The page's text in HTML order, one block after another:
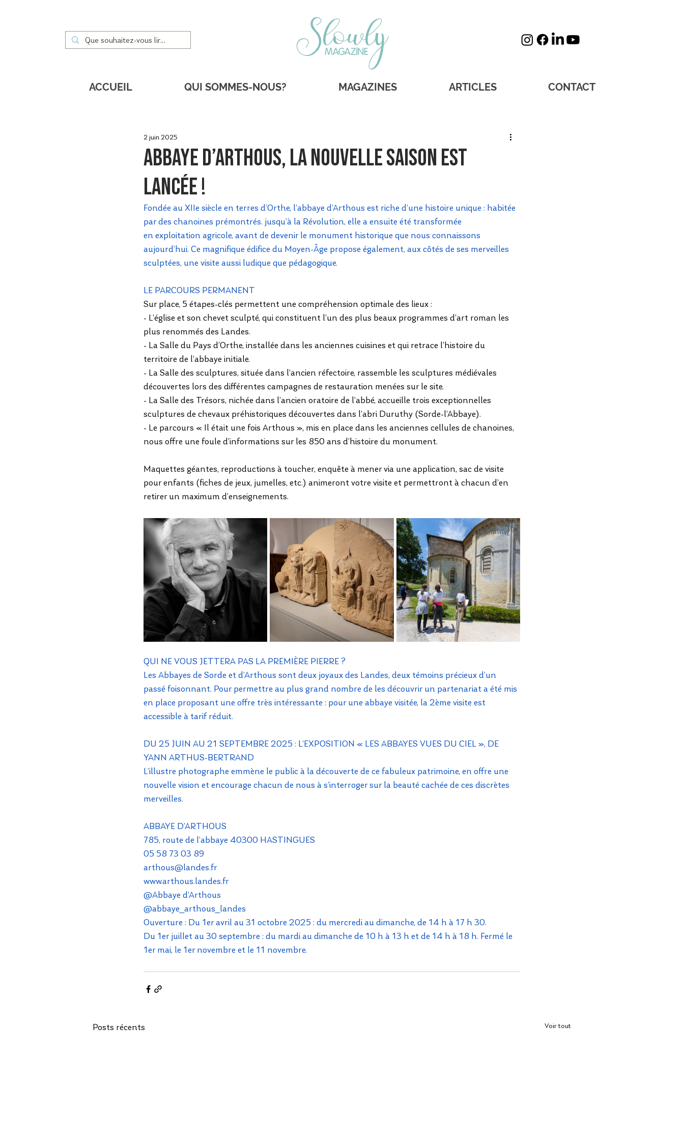
ACCUEIL QUI SOMMES-NOUS? MAGAZINES ARTICLES CONTACT
Abbaye d’Arthous, la nouvelle saison est
lancée !
2 juin 2025
Fondée au XIIe siècle en terres d’Orthe, l’abbaye d’Arthous est riche d’une histoire unique : habitée
par des chanoines prémontrés. jusqu’à la Révolution, elle a ensuite été transformée
en exploitation agricole, avant de devenir le monument historique que nous connaissons
aujourd’hui. Ce magnifique édifice du Moyen-Âge propose également, aux côtés de ses merveilles
sculptées, une visite aussi ludique que pédagogique.
LE PARCOURS PERMANENT
Sur place, 5 étapes-clés permettent une compréhension optimale des lieux :
- L’église et son chevet sculpté, qui constituent l’un des plus beaux programmes d’art roman les
plus renommés des Landes.
- La Salle du Pays d’Orthe, installée dans les anciennes cuisines et qui retrace l’histoire du
territoire de l’abbaye initiale.
- La Salle des sculptures, située dans l’ancien réfectoire, rassemble les sculptures médiévales
découvertes lors des différentes campagnes de restauration menées sur le site.
- La Salle des Trésors, nichée dans l’ancien oratoire de l’abbé, accueille trois exceptionnelles
sculptures de chevaux préhistoriques découvertes dans l’abri Duruthy (Sorde-l’Abbaye).
- Le parcours « Il était une fois Arthous », mis en place dans les anciennes cellules de chanoines,
nous offre une foule d’informations sur les 850 ans d’histoire du monument.
Maquettes géantes, reproductions à toucher, enquête à mener via une application, sac de visite
pour enfants (fiches de jeux, jumelles, etc.) animeront votre visite et permettront à chacun d’en
retirer un maximum d’enseignements.
QUI NE VOUS JETTERA PAS LA PREMIÈRE PIERRE ?
Les Abbayes de Sorde et d’Arthous sont deux joyaux des Landes, deux témoins précieux d’un
passé foisonnant. Pour permettre au plus grand nombre de les découvrir un partenariat a été mis
en place proposant une offre très intéressante : pour une abbaye visitée, la 2ème visite est
accessible à tarif réduit.
DU 25 JUIN AU 21 SEPTEMBRE 2025 : L’EXPOSITION « LES ABBAYES VUES DU CIEL », DE
YANN ARTHUS-BERTRAND
L’illustre photographe emmène le public à la découverte de ce fabuleux patrimoine, en offre une
nouvelle vision et encourage chacun de nous à s’interroger sur la beauté cachée de ces discrètes
merveilles.
ABBAYE D’ARTHOUS
785, route de l’abbaye 40300 HASTINGUES
05 58 73 03 89
arthous@landes.fr
www.arthous.landes.fr
@Abbaye d’Arthous
@abbaye_arthous_landes
Ouverture : Du 1er avril au 31 octobre 2025 : du mercredi au dimanche, de 14 h à 17 h 30.
Du 1er juillet au 30 septembre : du mardi au dimanche de 10 h à 13 h et de 14 h à 18 h. Fermé le
1er mai, le 1er novembre et le 11 novembre.
Posts récents Voir tout